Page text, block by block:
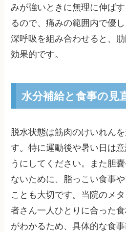
みが強いときに無理に伸ば
るので、痛みの範囲内で優
深呼吸を組み合わせると、
効果的です。
水分補給と食事の見
脱水状態は筋肉のけいれん
す。特に運動後や暑い日は
うにしてください。また胆
ないために、脂っこい食事
ことも大切です。当院のメ
者さん一人ひとりに合った
がわかるため、具体的な食